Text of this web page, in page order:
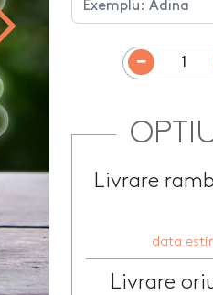
Sorturi de bucatarie
personalizate
Steaguri auto
Sticle personalizate
Sticle pentru copii
Suporturi pentru
Livrare
data
Livrare